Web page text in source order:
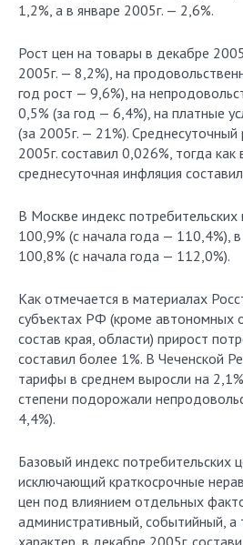
1,2%, а в январе 2005г. — 2,6%.
Рост цен на товары в декабре
2005г. — 8,2%), на
год рост — 9,6%), на
0,5% (за год — 6,4%), на платные
(за 2005г. — 21%).
2005г. составил 0,026%, тогда как
среднесуточная инфляция
В Москве индекс потребительских
100,9% (с начала года — 110,4%),
100,8% (с начала года — 112,0%).
Как отмечается в материалах
субъектах РФ (кроме автономных
состав края, области) прирост
составил более 1%. В Чеченской
тарифы в среднем выросли на
степени подорожали
4,4%).
Базовый индекс потребительских
исключающий краткосрочные
цен под влиянием отдельных
административный, событийный, а
характер, в декабре 2005г.